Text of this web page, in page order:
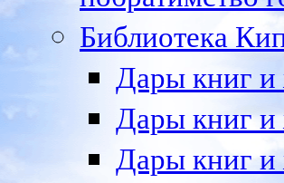
Библиотека
Дары книг и
Дары книг и
Дары книг и